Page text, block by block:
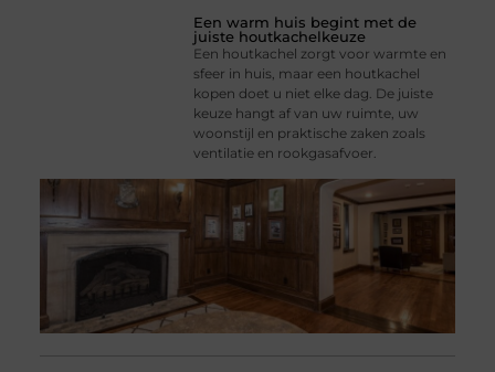
Een warm huis begint met de
juiste houtkachelkeuze
Een houtkachel zorgt voor warmte en
sfeer in huis, maar een houtkachel
kopen doet u niet elke dag. De juiste
keuze hangt af van uw ruimte, uw
woonstijl en praktische zaken zoals
ventilatie en rookgasafvoer.